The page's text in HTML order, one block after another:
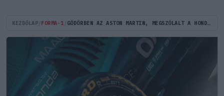
KEZDŐLAP FORMA-1 GÖDÖRBEN AZ ASTON MARTIN, MEGSZÓLALT A HONDA ELNÖKE